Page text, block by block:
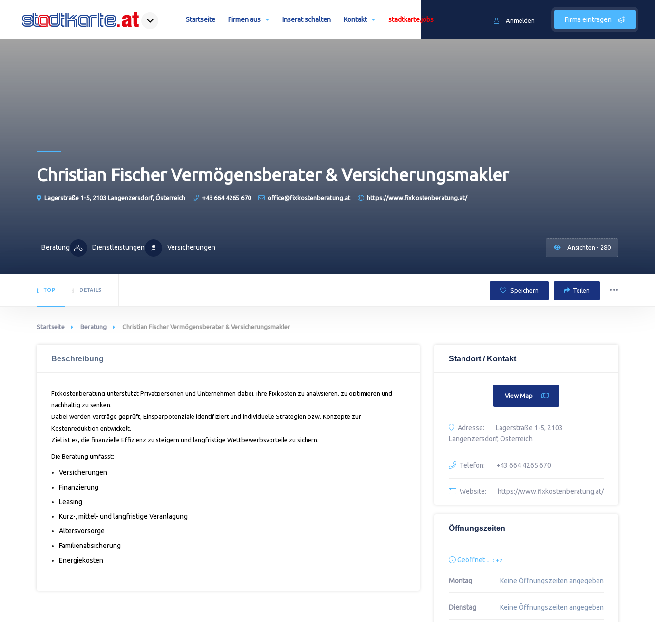
Firma eintragen
Anmelden
Startseite Firmen aus Inserat schalten Kontakt stadtkarte.jobs
Christian Fischer Vermögensberater & Versicherungsmakler
Lagerstraße 1-5, 2103 Langenzersdorf, Österreich +43 664 4265 670 office@fixkostenberatung.at https://www.fixkostenberatung.at/
Beratung Dienstleistungen Versicherungen Ansichten - 280
TOP DETAILS Speichern Teilen
Startseite Beratung Christian Fischer Vermögensberater & Versicherungsmakler
Beschreibung
Fixkostenberatung unterstützt Privatpersonen und Unternehmen dabei, ihre Fixkosten zu analysieren, zu optimieren und
nachhaltig zu senken.
Dabei werden Verträge geprüft, Einsparpotenziale identifiziert und individuelle Strategien bzw. Konzepte zur
Kostenreduktion entwickelt.
Ziel ist es, die finanzielle Effizienz zu steigern und langfristige Wettbewerbsvorteile zu sichern.
Die Beratung umfasst:
Versicherungen
Finanzierung
Leasing
Kurz-, mittel- und langfristige Veranlagung
Altersvorsorge
Familienabsicherung
Energiekosten
Standort / Kontakt
View Map
Adresse:
Lagerstraße 1-5, 2103
Langenzersdorf, Österreich
Telefon: +43 664 4265 670
Website: https://www.fixkostenberatung.at/
Öffnungszeiten
Geöffnet UTC + 2
Montag Keine Öffnungszeiten angegeben
Dienstag Keine Öffnungszeiten angegeben